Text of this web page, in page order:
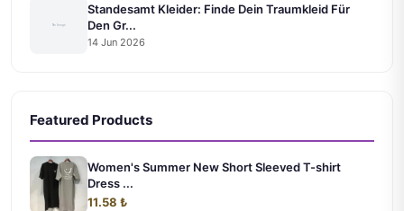
Standesamt Kleider: Finde Dein Traumkleid Für
Den Gr...
14 Jun 2026
Featured Products
Women's Summer New Short Sleeved T-shirt
Dress ...
11.58 ₺